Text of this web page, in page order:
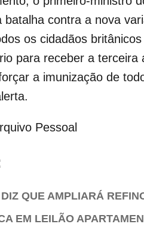
batalha contra a nova
os cidadãos
para receber a terceira
a imunização de
Pessoal
QUE AMPLIARÁ
EM LEILÃO